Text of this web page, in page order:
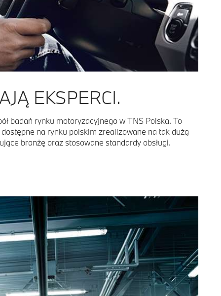
EKSPERCI.
branżę oraz stosowane standardy obsługi.